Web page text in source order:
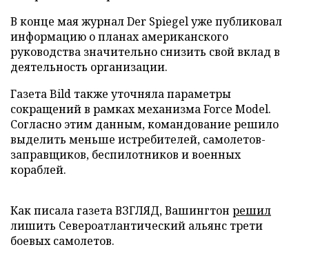
В конце мая журнал Der Spiegel уже публиковал
информацию о планах американского
руководства значительно снизить свой вклад в
деятельность организации.
Газета Bild также уточняла параметры
сокращений в рамках механизма Force Model.
Согласно этим данным, командование решило
выделить меньше истребителей, самолетов-
заправщиков, беспилотников и военных
кораблей.
Как писала газета ВЗГЛЯД, Вашингтон решил
лишить Североатлантический альянс трети
боевых самолетов.